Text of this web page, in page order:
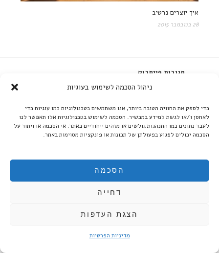
ניהול הסכמה לשימוש בעוגיות
כדי לספק את החוויה הטובה ביותר, אנו משתמשים בטכנולוגיות כמו עוגיות כדי
לאחסן ו/או לגשת למידע במכשיר. הסכמה לשימוש בטכנולוגיות אלו תאפשר לנו
לעבד נתונים כמו התנהגות גולשים או מזהים ייחודיים באתר. אי הסכמה או ויתור על
הסכמה יכולים לפגוע בפעולתן של תכונות או פונקציות מסוימות באתר.
הסכמה
דחייה
הצגת העדפות
מדיניות הפרטיות
איך יוצרים נרטיב
28 בנובמבר 2015
תגובות פייסבוק
כתיבת תגובה
האימייל לא יוצג באתר.שדות החובה מסומנים*